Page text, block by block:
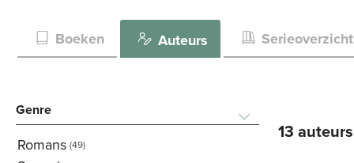
Boeken Auteurs Serieoverzicht
Genre
Romans (49)
13